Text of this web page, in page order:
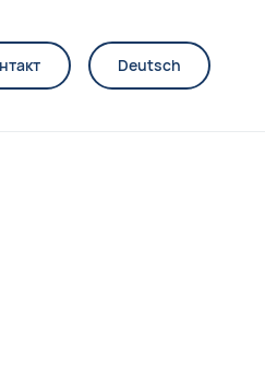
Deutsch